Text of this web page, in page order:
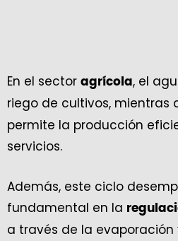
En el sector agrícola, el
riego de cultivos, mientras
permite la producción
servicios.
Además, este ciclo
fundamental en la
a través de la